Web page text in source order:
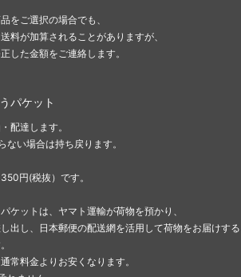
をご選択の場合でも、
料が加算されることがありますが、
した金額をご連絡します。
パケット
配達します。
ない場合は持ち戻ります。
円(税抜）です。
ケットは、ヤマト運輸が荷物を預かり、
出し、日本郵便の配送網を活用して荷物をお届けする
常料金よりお安くなります。